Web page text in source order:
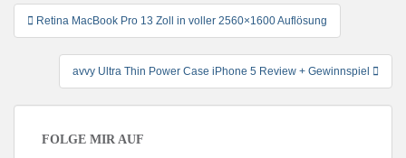
Beitragsnavigation
Retina MacBook Pro 13 Zoll in voller 2560×1600 Auflösung
avvy Ultra Thin Power Case iPhone 5 Review + Gewinnspiel
FOLGE MIR AUF